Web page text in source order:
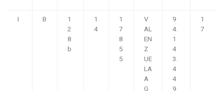
I B
1
2
8
b
1
4
1
7
8
5
5
V
AL
EN
Z
UE
LA
A
G
9
4.
1
4
3.
4
4
9
1
7